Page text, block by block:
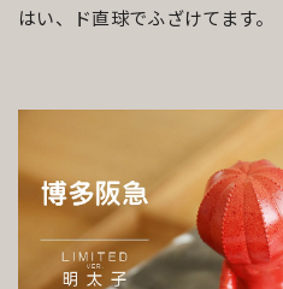
はい、ド直球でふざけてます。